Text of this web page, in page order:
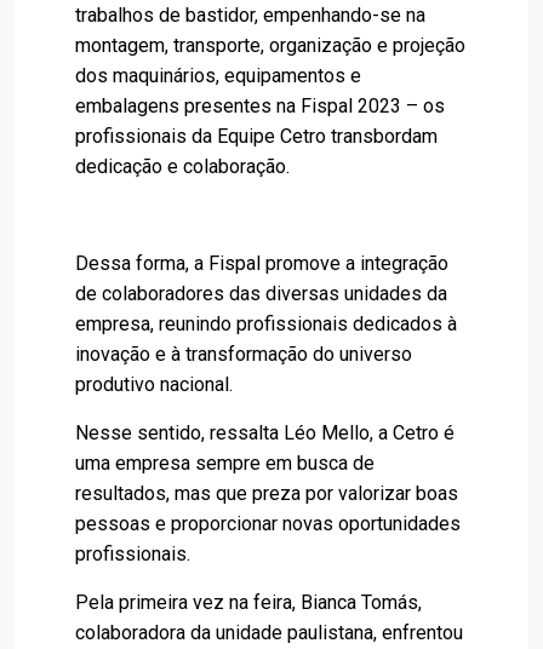
trabalhos de bastidor, empenhando-se na
montagem, transporte, organização e projeção
dos maquinários, equipamentos e
embalagens presentes na Fispal 2023 – os
profissionais da Equipe Cetro transbordam
dedicação e colaboração.
Dessa forma, a Fispal promove a integração
de colaboradores das diversas unidades da
empresa, reunindo profissionais dedicados à
inovação e à transformação do universo
produtivo nacional.
Nesse sentido, ressalta Léo Mello, a Cetro é
uma empresa sempre em busca de
resultados, mas que preza por valorizar boas
pessoas e proporcionar novas oportunidades
profissionais.
Pela primeira vez na feira, Bianca Tomás,
colaboradora da unidade paulistana, enfrentou